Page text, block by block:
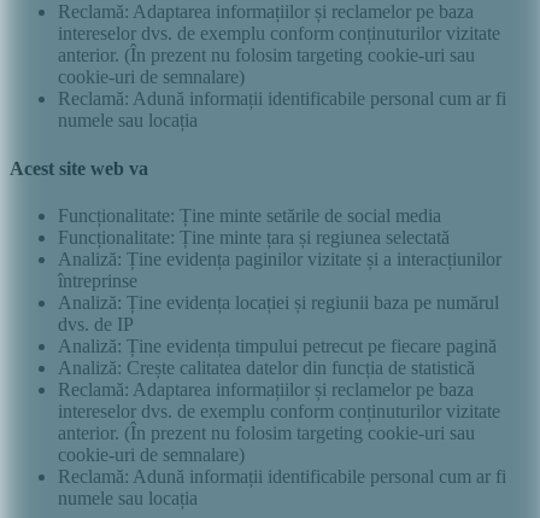
Reclamă: Adaptarea informațiilor și reclamelor pe baza
intereselor dvs. de exemplu conform conținuturilor vizitate
anterior. (În prezent nu folosim targeting cookie-uri sau
cookie-uri de semnalare)
Reclamă: Adună informații identificabile personal cum ar fi
numele sau locația
Acest site web va
Funcționalitate: Ține minte setările de social media
Funcționalitate: Ține minte țara și regiunea selectată
Analiză: Ține evidența paginilor vizitate și a interacțiunilor
întreprinse
Analiză: Ține evidența locației și regiunii baza pe numărul
dvs. de IP
Analiză: Ține evidența timpului petrecut pe fiecare pagină
Analiză: Crește calitatea datelor din funcția de statistică
Reclamă: Adaptarea informațiilor și reclamelor pe baza
intereselor dvs. de exemplu conform conținuturilor vizitate
anterior. (În prezent nu folosim targeting cookie-uri sau
cookie-uri de semnalare)
Reclamă: Adună informații identificabile personal cum ar fi
numele sau locația